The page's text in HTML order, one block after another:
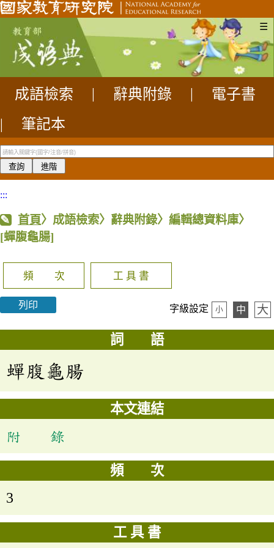
☰
成語檢索 辭典附錄
電子書
|
筆記本
:::
首頁〉成語檢索〉辭典附錄〉編輯總資料庫〉
[蟬腹龜腸]
頻 次 工 具 書
列印 字級設定 小 中 大
詞 語
蟬腹龜腸
本文連結
附 錄
頻 次
3
工 具 書